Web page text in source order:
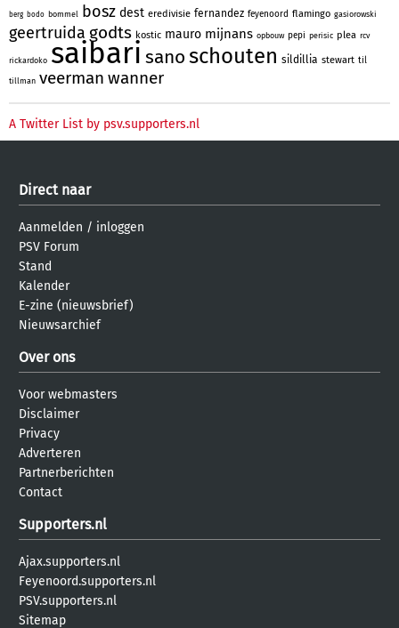
berg bodo bommel bosz dest eredivisie fernandez feyenoord flamingo gasiorowski
geertruida godts kostic mauro mijnans opbouw pepi perisic plea rcv
rickardoko saibari sanoschouten sildillia stewart til
tillman veerman wanner
A Twitter List by psv.supporters.nl
Direct naar
Aanmelden / inloggen
PSV Forum
Stand
Kalender
E-zine (nieuwsbrief)
Nieuwsarchief
Over ons
Voor webmasters
Disclaimer
Privacy
Adverteren
Partnerberichten
Contact
Supporters.nl
Ajax.supporters.nl
Feyenoord.supporters.nl
PSV.supporters.nl
Sitemap